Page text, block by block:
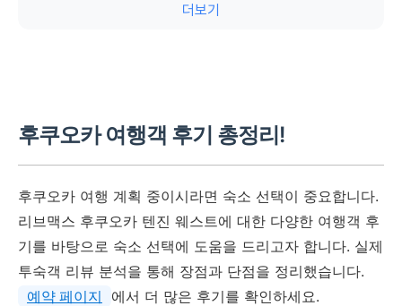
욕실 다소 협소
객실 내 전자레인지, 냉장고
-
더보기
후쿠오카 여행객 후기 총정리!
후쿠오카 여행 계획 중이시라면 숙소 선택이 중요합니다.
리브맥스 후쿠오카 텐진 웨스트에 대한 다양한 여행객 후
기를 바탕으로 숙소 선택에 도움을 드리고자 합니다. 실제
투숙객 리뷰 분석을 통해 장점과 단점을 정리했습니다.
예약 페이지
에서 더 많은 후기를 확인하세요.